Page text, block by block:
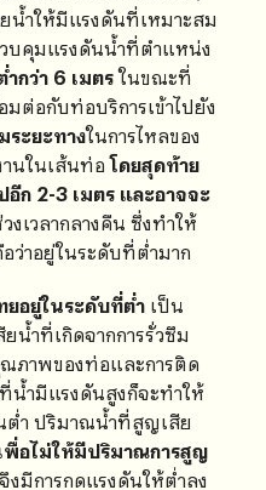
น้ำให้มีแรงดันที่เหมาะสม
บคุมแรงดันน้ำที่ตำแหน่ง
ำกว่า 6 เมตรในขณะที่
ต่อกับท่อบริการเข้าไปยัง
ระยะทางในการไหลของ
านในเส้นท่อโดยสุดท้าย
ก 2-3 เมตร และอาจจะ
งเวลากลางคืน ซึ่งทำให้
ว่าอยู่ในระดับที่ต่ำมาก
ยอยู่ในระดับที่ต่ำ เป็น
น้ำที่เกิดจากการรั่วซึม
ภาพของท่อและการติด
น้ำมีแรงดันสูงก็จะทำให้
ต่ำ ปริมาณน้ำที่สูญเสีย
พื่อไม่ให้มีปริมาณการสูญ
งมีการกดแรงดันให้ต่ำลง